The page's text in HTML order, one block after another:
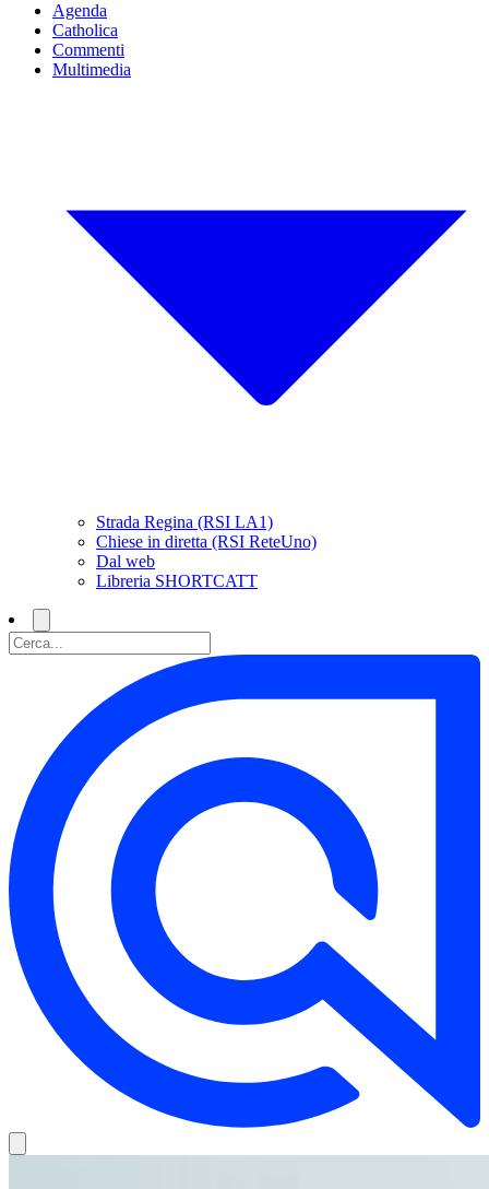
Agenda
Catholica
Commenti
Multimedia
Strada Regina (RSI LA1)
Chiese in diretta (RSI ReteUno)
Dal web
Libreria SHORTCATT